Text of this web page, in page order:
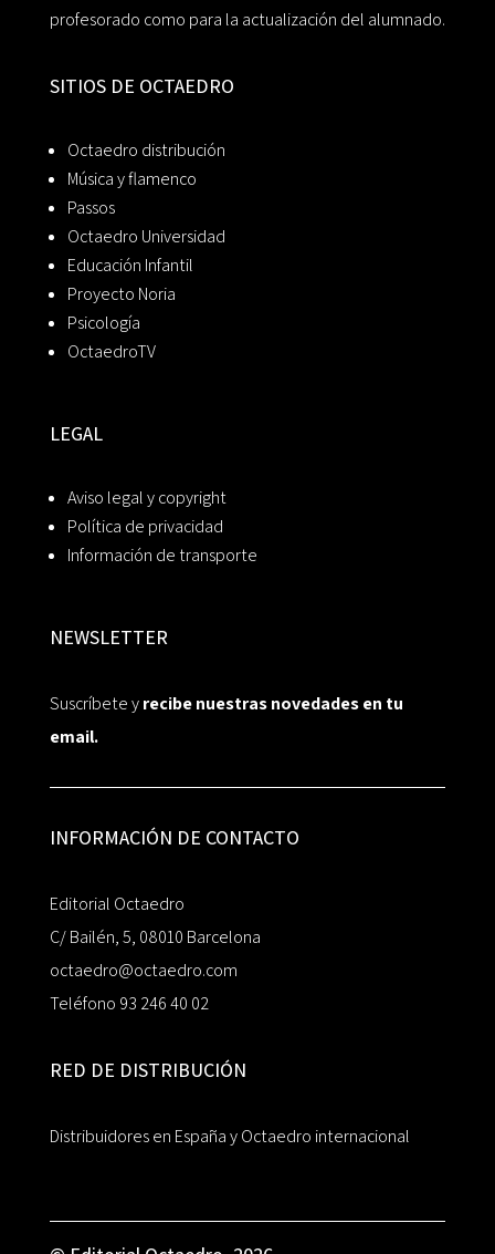
profesorado como para la actualización del alumnado.
SITIOS DE OCTAEDRO
Octaedro distribución
Música y flamenco
Passos
Octaedro Universidad
Educación Infantil
Proyecto Noria
Psicología
OctaedroTV
LEGAL
Aviso legal y copyright
Política de privacidad
Información de transporte
NEWSLETTER
Suscríbete yrecibe nuestras novedades en tu
email.
INFORMACIÓN DE CONTACTO
Editorial Octaedro
C/ Bailén, 5, 08010 Barcelona
octaedro@octaedro.com
Teléfono 93 246 40 02
RED DE DISTRIBUCIÓN
Distribuidores en España y Octaedro internacional